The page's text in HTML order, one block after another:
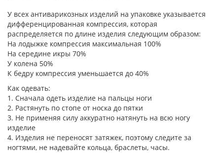
У всех антиварикозных изделий на упаковке указывается
дифференцированная компрессия, которая
распределяется по длине изделия следующим образом:
На лодыжке компрессия максимальная 100%
На середине икры 70%
У колена 50%
К бедру компрессия уменьшается до 40%
Как одевать:
1. Сначала одеть изделие на пальцы ноги
2. Растянуть по стопе от носка до пятки
3. Не применяя силу аккуратно натянуть на всю ногу
изделие
4. Изделия не переносят затяжек, поэтому следите за
ногтями, не надевайте кольца, браслеты, часы.